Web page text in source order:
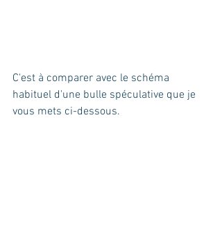
C'est à comparer avec le schéma
habituel d'une bulle spéculative que je
vous mets ci-dessous.